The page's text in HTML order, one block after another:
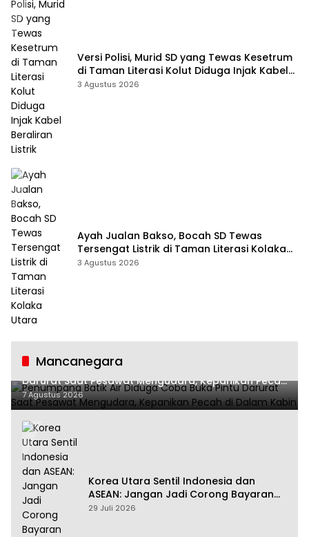
Versi Polisi, Murid SD yang Tewas Kesetrum
di Taman Literasi Kolut Diduga Injak Kabel
Beraliran Listrik
3 Agustus 2026
Ayah Jualan Bakso, Bocah SD Tewas
Tersengat Listrik di Taman Literasi Kolaka
Utara
3 Agustus 2026
Mancanegara
Penumpang Batik Air Diduga Coba Buka Pintu
Darurat Saat Pesawat Mengudara, Kepanikan Pecah
di Dalam Kabin
7 Agustus 2026
Korea Utara Sentil Indonesia dan
ASEAN: Jangan Jadi Corong Bayaran
Amerika Serikat
29 Juli 2026